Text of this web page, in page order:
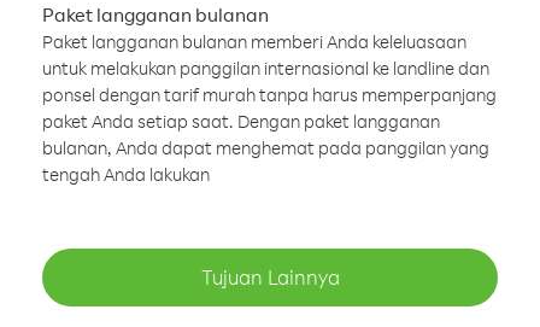
Paket langganan bulanan
Paket langganan bulanan memberi Anda keleluasaan
untuk melakukan panggilan internasional ke landline dan
ponsel dengan tarif murah tanpa harus memperpanjang
paket Anda setiap saat. Dengan paket langganan
bulanan, Anda dapat menghemat pada panggilan yang
tengah Anda lakukan
Tujuan Lainnya